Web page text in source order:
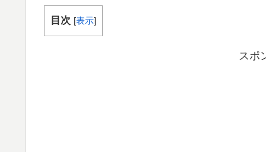
目次 [表示]
スポ